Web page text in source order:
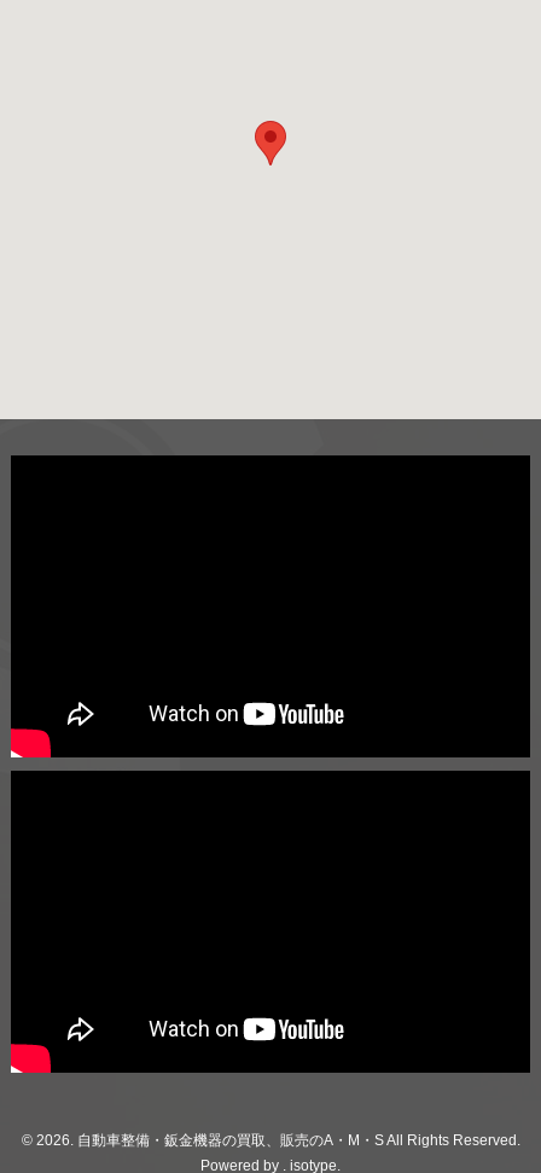
© 2026. 自動車整備・鈑金機器の買取、販売のA・M・S All Rights Reserved.
Powered by . isotype.